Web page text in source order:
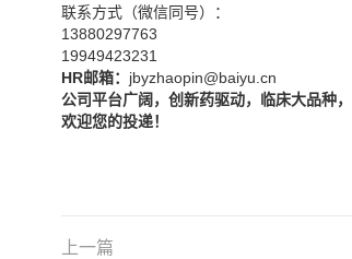
联系方式（微信同号）：
13880297763
19949423231
HR邮箱： jbyzhaopin@baiyu.cn
公司平台广阔，创新药驱动，临床大品种
欢迎您的投递！
上一篇